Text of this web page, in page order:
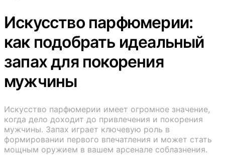
Искусство парфюмерии:
как подобрать идеальный
запах для покорения
мужчины
Искусство парфюмерии имеет огромное значение,
когда дело доходит до привлечения и покорения
мужчины. Запах играет ключевую роль в
формировании первого впечатления и может стать
мощным оружием в вашем арсенале соблазнения.